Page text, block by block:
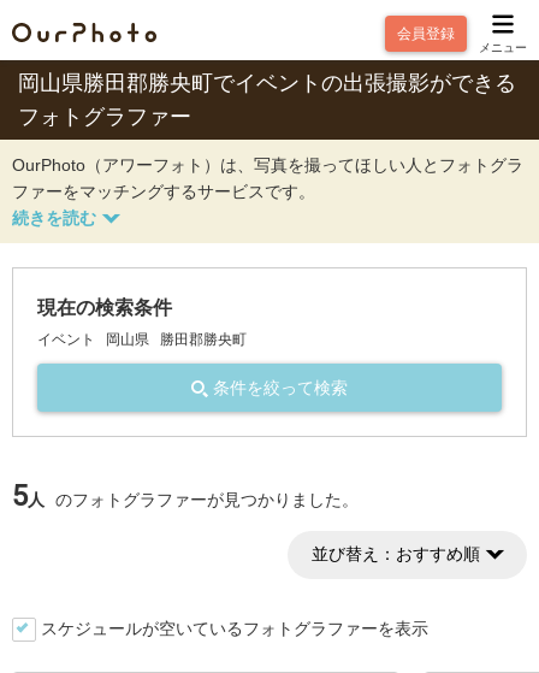
会員登録
メニュー
岡山県勝田郡勝央町でイベントの出張撮影ができる
フォトグラファー
OurPhoto（アワーフォト）は、写真を撮ってほしい人とフォトグラ
ファーをマッチングするサービスです。
現在の検索条件
イベント 岡山県 勝田郡勝央町
条件を絞って検索
5人 のフォトグラファーが見つかりました。
並び替え： おすすめ順
スケジュールが空いているフォトグラファーを表示